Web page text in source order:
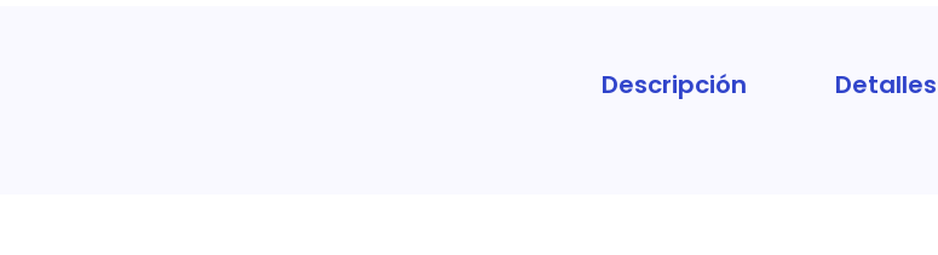
Descripción Detalles